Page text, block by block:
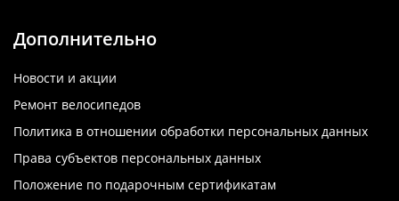
Дополнительно
Новости и акции
Ремонт велосипедов
Политика в отношении обработки персональных данных
Права субъектов персональных данных
Положение по подарочным сертификатам